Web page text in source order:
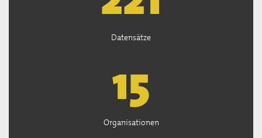
Datensätze
15
Organisationen